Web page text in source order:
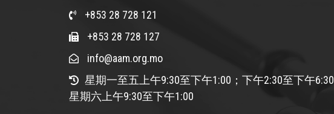
+853 28 728 121
+853 28 728 127
info@aam.org.mo
星期一至五上午9:30至下午1:00；下午2:30至下午6:30
星期六上午9:30至下午1:00